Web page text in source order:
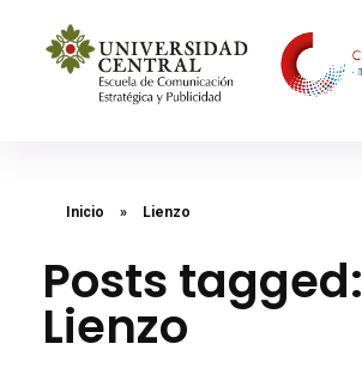
Inicio » Lienzo
Posts tagged:
Lienzo